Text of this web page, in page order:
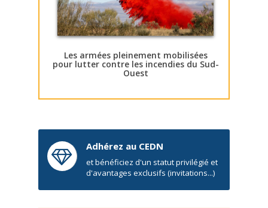
Les armées pleinement mobilisées
pour lutter contre les incendies du Sud-
Ouest
Adhérez au CEDN
et bénéficiez d'un statut privilégié et
d'avantages exclusifs (invitations...)